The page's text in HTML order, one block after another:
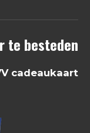
te besteden
cadeaukaart